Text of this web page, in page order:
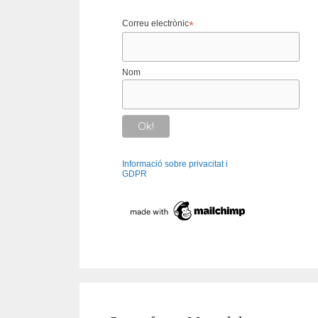
Correu electrònic*
Nom
Informació sobre privacitat i
GDPR